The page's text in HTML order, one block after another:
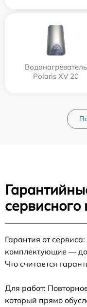
Водонагреватель
Polaris XV 20
Гарантия от
комплектующие —
Что считается
Для работ:
который прямо